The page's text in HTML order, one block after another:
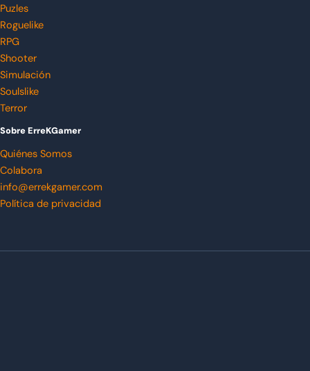
Puzles
Roguelike
RPG
Shooter
Simulación
Soulslike
Terror
Sobre ErreKGamer
Quiénes Somos
Colabora
info@errekgamer.com
Política de privacidad